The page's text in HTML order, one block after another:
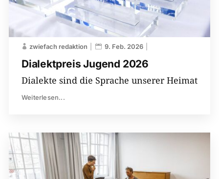
Dialektpreis Jugend 2026
zwiefach redaktion 9. Feb. 2026
Dialekte sind die Sprache unserer Heimat
Weiterlesen...